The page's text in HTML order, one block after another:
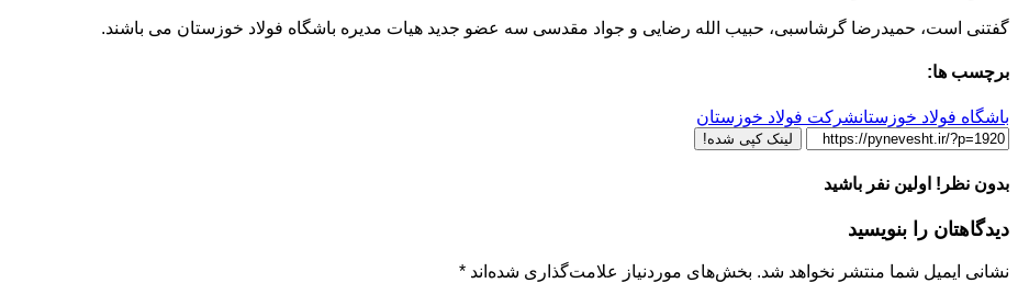
گفتنی است، حمیدرضا گرشاسبی، حبیب الله رضایی و جواد مقدسی سه عضو جدید هیات مدیره باشگاه فولاد خوزستان می باشند.
برچسب ها:
باشگاه فولاد خوزستانشرکت فولاد خوزستان
لینک کپی شده!
بدون نظر! اولین نفر باشید
دیدگاهتان را بنویسید
نشانی ایمیل شما منتشر نخواهد شد. بخش‌های موردنیاز علامت‌گذاری شده‌اند *